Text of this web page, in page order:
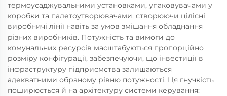
термоусаджувальними установками, упаковувачами у
коробки та палетоутворювачами, створюючи цілісні
виробничі лінії навіть за умов змішання обладнання
різних виробників. Потужність та вимоги до
комунальних ресурсів масштабуються пропорційно
розміру конфігурації, забезпечуючи, що інвестиції в
інфраструктуру підприємства залишаються
адекватними обраному рівню потужності. Ця гнучкість
поширюється й на архітектуру системи керування: